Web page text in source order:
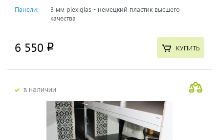
Панели:
3 мм plexiglas - немецкий пластик высшего
качества
6 550 p КУПИТЬ
в наличии